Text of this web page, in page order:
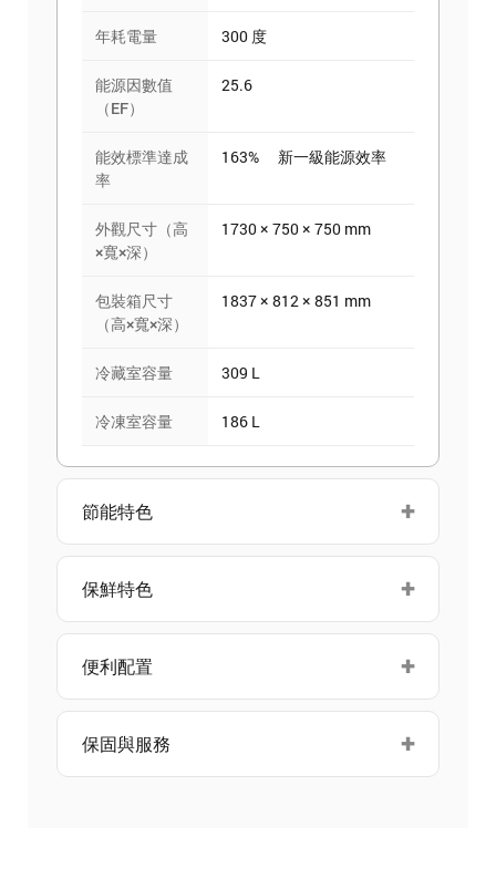
年耗電量 300 度
能源因數值
（EF）
25.6
能效標準達成
率
163% 新一級能源效率
外觀尺寸（高
×寬×深）
1730 × 750 × 750 mm
包裝箱尺寸
（高×寬×深）
1837 × 812 × 851 mm
冷藏室容量 309 L
冷凍室容量 186 L
節能特色
保鮮特色
便利配置
保固與服務